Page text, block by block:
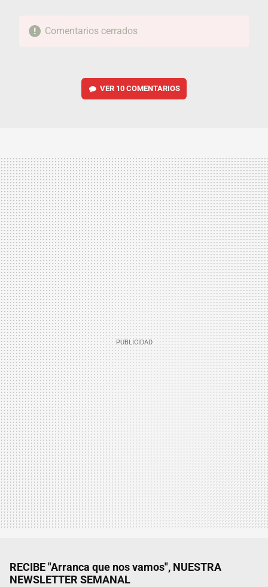
Comentarios cerrados
VER 10 COMENTARIOS
RECIBE "Arranca que nos vamos", NUESTRA
NEWSLETTER SEMANAL